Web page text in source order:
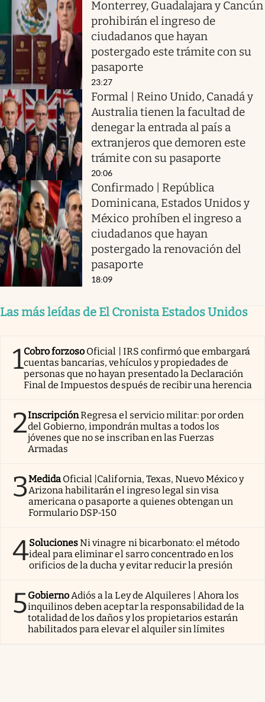
Monterrey, Guadalajara y Cancún
prohibirán el ingreso de
ciudadanos que hayan
postergado este trámite con su
pasaporte
23:27
Formal | Reino Unido, Canadá y
Australia tienen la facultad de
denegar la entrada al país a
extranjeros que demoren este
trámite con su pasaporte
20:06
Confirmado | República
Dominicana, Estados Unidos y
México prohíben el ingreso a
ciudadanos que hayan
postergado la renovación del
pasaporte
18:09
Las más leídas de El Cronista Estados Unidos
1Cobro forzoso Oficial | IRS confirmó que embargará
cuentas bancarias, vehículos y propiedades de
personas que no hayan presentado la Declaración
Final de Impuestos después de recibir una herencia
2InscripciónRegresa el servicio militar: por orden
del Gobierno, impondrán multas a todos los
jóvenes que no se inscriban en las Fuerzas
Armadas
3Medida Oficial |California, Texas, Nuevo México y
Arizona habilitarán el ingreso legal sin visa
americana o pasaporte a quienes obtengan un
Formulario DSP-150
4SolucionesNi vinagre ni bicarbonato: el método
ideal para eliminar el sarro concentrado en los
orificios de la ducha y evitar reducir la presión
5GobiernoAdiós a la Ley de Alquileres | Ahora los
inquilinos deben aceptar la responsabilidad de la
totalidad de los daños y los propietarios estarán
habilitados para elevar el alquiler sin límites